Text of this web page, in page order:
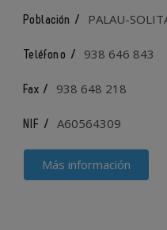
Población / PALAU-
Teléfono / 938 646 843
Fax / 938 648 218
NIF / A60564309
Más información